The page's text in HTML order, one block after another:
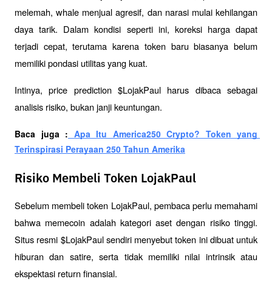
melemah, whale menjual agresif, dan narasi mulai kehilangan
daya tarik. Dalam kondisi seperti ini, koreksi harga dapat
terjadi cepat, terutama karena token baru biasanya belum
memiliki pondasi utilitas yang kuat.
Intinya, price prediction $LojakPaul harus dibaca sebagai
analisis risiko, bukan janji keuntungan.
Baca juga : Apa Itu America250 Crypto? Token yang
Terinspirasi Perayaan 250 Tahun Amerika
Risiko Membeli Token LojakPaul
Sebelum membeli token LojakPaul, pembaca perlu memahami
bahwa memecoin adalah kategori aset dengan risiko tinggi.
Situs resmi $LojakPaul sendiri menyebut token ini dibuat untuk
hiburan dan satire, serta tidak memiliki nilai intrinsik atau
ekspektasi return finansial.